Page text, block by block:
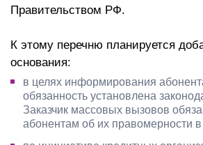
Правительством РФ.
К этому перечню планируется
основания:
в целях информирования
обязанность установлена
Заказчик массовых вызовов
абонентам об их правомерности в